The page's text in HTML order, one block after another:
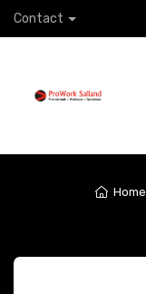
Contact
Home